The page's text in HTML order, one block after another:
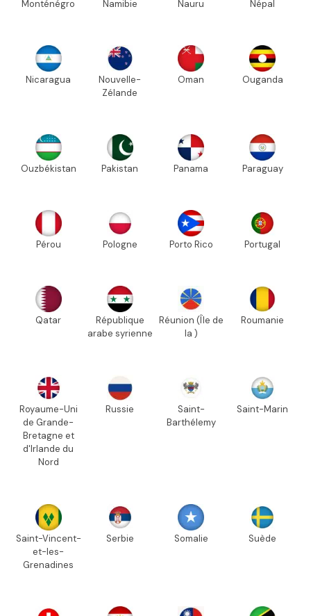
Monténégro Namibie Nauru Népal
Nicaragua
Nouvelle-
Zélande
Oman Ouganda
Ouzbékistan Pakistan Panama Paraguay
Pérou Pologne Porto Rico Portugal
Qatar
République
arabe syrienne
Réunion (Île de
la )
Roumanie
Royaume-Uni
de Grande-
Bretagne et
d'Irlande du
Nord
Russie
Saint-
Barthélemy
Saint-Marin
Saint-Vincent-
et-les-
Grenadines
Serbie Somalie Suède